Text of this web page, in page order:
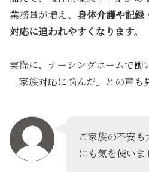
業務量が増え、 身体介護や記録
対応に追われやすくなります。
実際に、ナーシングホームで働
「家族対応に悩んだ」との声も
ご家族の不安
にも気を使いま